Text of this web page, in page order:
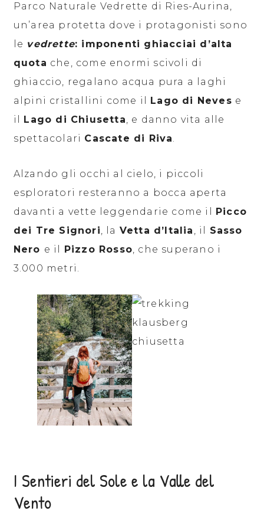
Parco Naturale Vedrette di Ries-Aurina,
un’area protetta dove i protagonisti sono
le vedrette: imponenti ghiacciai d’alta
quota che, come enormi scivoli di
ghiaccio, regalano acqua pura a laghi
alpini cristallini come il
Lago di Neves e
il
Lago di Chiusetta, e danno vita alle
spettacolari Cascate di Riva.
Alzando gli occhi al cielo, i piccoli
esploratori resteranno a bocca aperta
davanti a vette leggendarie come il
Picco
dei Tre Signori, la Vetta d’Italia , il Sasso
Nero e il Pizzo Rosso, che superano i
3.000 metri.
I Sentieri del Sole e la Valle del
Vento